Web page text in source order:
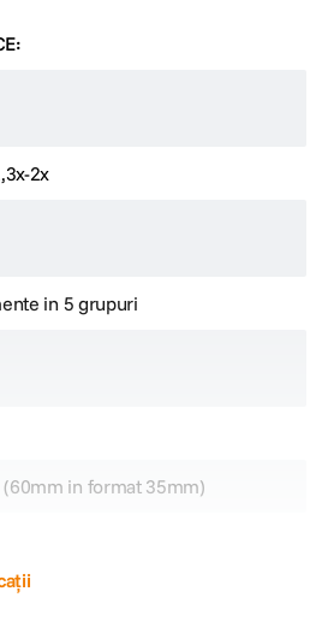
2x
in 5 grupuri
in format 35mm)